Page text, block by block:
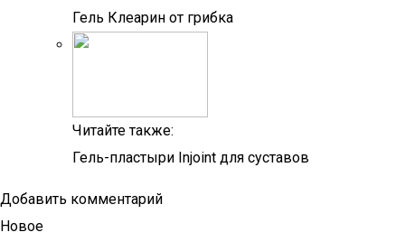
Гель Клеарин от грибка
Читайте также:
Гель-пластыри Injoint для суставов
Добавить комментарий
Новое